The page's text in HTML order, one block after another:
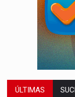
ÚLTIMAS